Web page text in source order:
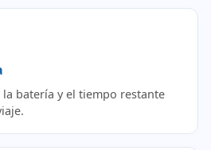
batería y el tiempo restante